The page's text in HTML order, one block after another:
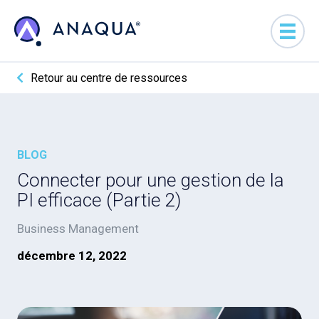
Retour au centre de ressources
BLOG
Connecter pour une gestion de la
PI efficace (Partie 2)
Business Management
décembre 12, 2022